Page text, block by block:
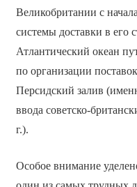
Великобритании с
системы доставки в его
Атлантический океан
по организации
Персидский залив
ввода советско-
г.).
Особое внимание